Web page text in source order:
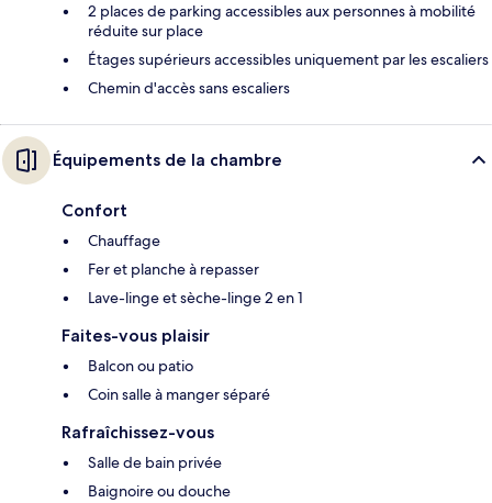
2 places de parking accessibles aux personnes à mobilité
réduite sur place
Étages supérieurs accessibles uniquement par les escaliers
Chemin d'accès sans escaliers
Équipements de la chambre
Confort
Chauffage
Fer et planche à repasser
Lave-linge et sèche-linge 2 en 1
Faites-vous plaisir
Balcon ou patio
Coin salle à manger séparé
Rafraîchissez-vous
Salle de bain privée
Baignoire ou douche